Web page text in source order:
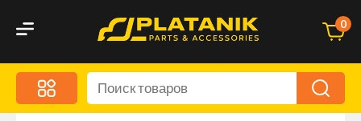
0
Меню
Акционные предложения